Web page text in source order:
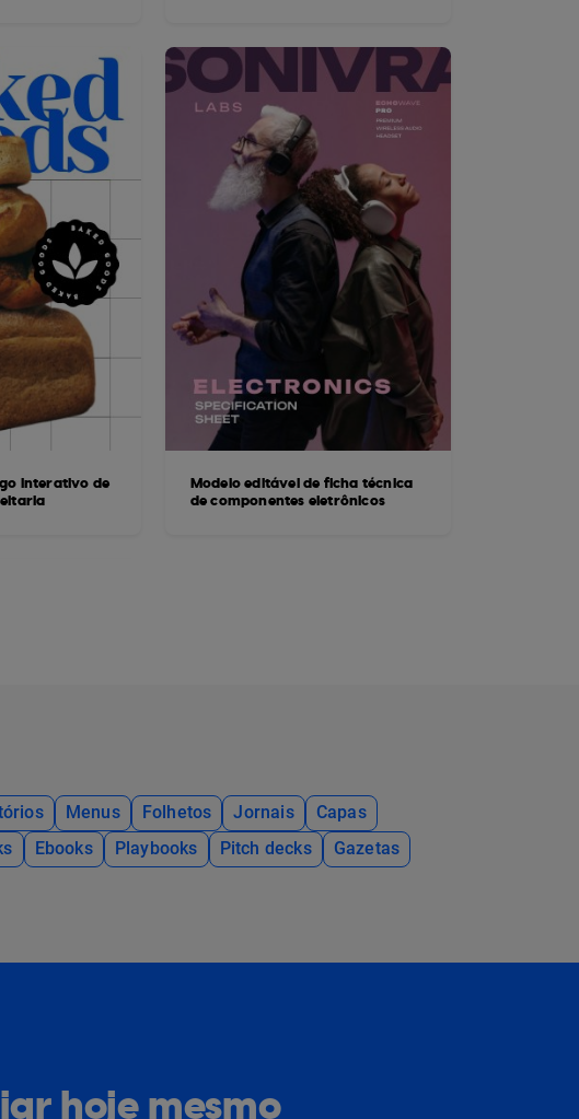
interativo de
Modelo editável de ficha técnica
de componentes eletrônicos
Menus Folhetos Jornais
Capas
Ebooks Playbooks Pitch decks
Gazetas
hoje mesmo